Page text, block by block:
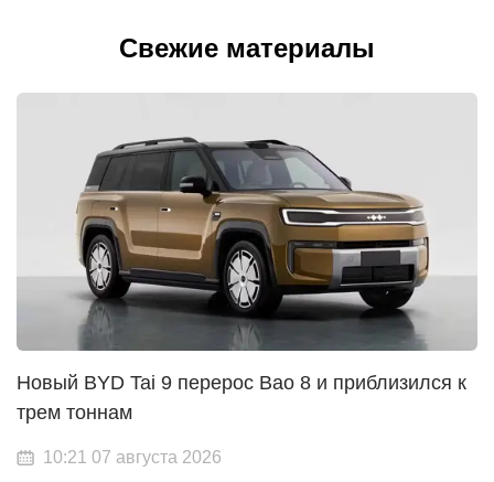
Свежие материалы
Новый BYD Tai 9 перерос Bao 8 и приблизился к
трем тоннам
10:21 07 августа 2026